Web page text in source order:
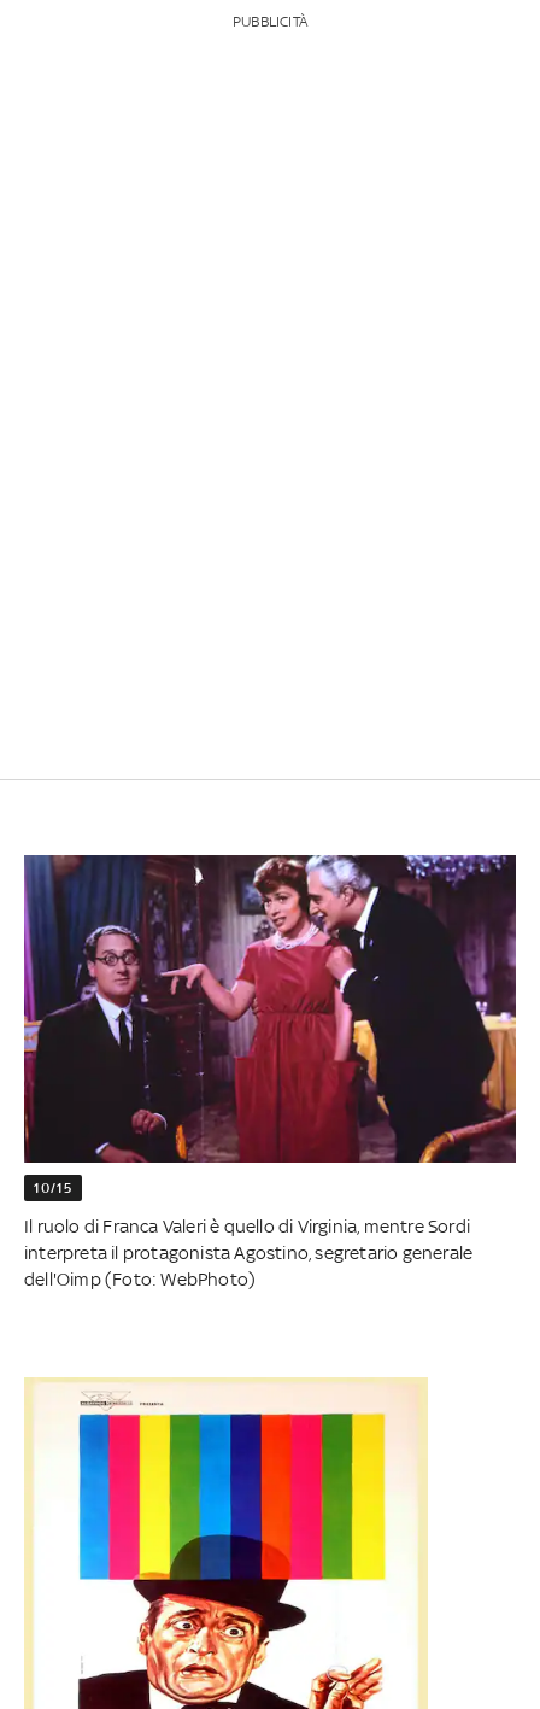
PUBBLICITÀ
10/15
Il ruolo di Franca Valeri è quello di Virginia, mentre Sordi
interpreta il protagonista Agostino, segretario generale
dell'Oimp (Foto: WebPhoto)